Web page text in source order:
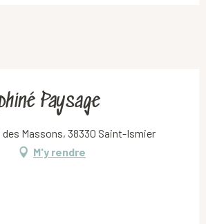
Paysage
des Massons, 38330 Saint-Ismier
M'y rendre